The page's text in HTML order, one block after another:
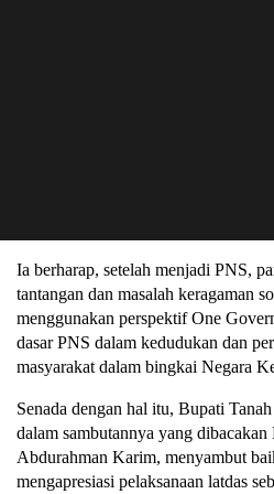
Ia berharap, setelah menjadi PNS,
tantangan dan masalah keragaman
menggunakan perspektif One
dasar PNS dalam kedudukan dan
masyarakat dalam bingkai Negara
Senada dengan hal itu, Bupati
dalam sambutannya yang
Abdurahman Karim, menyambut
mengapresiasi pelaksanaan latdas